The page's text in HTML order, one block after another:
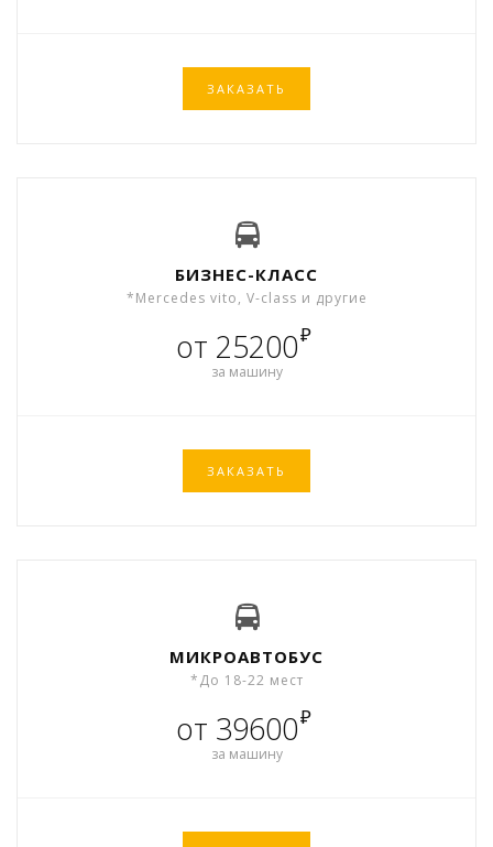
ЗАКАЗАТЬ
БИЗНЕС-КЛАСС
*Mercedes vito, V-class и другие
от 25200₽
за машину
ЗАКАЗАТЬ
МИКРОАВТОБУС
*До 18-22 мест
от 39600₽
за машину